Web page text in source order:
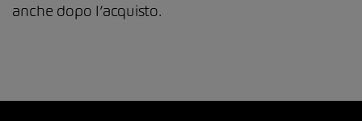
anche dopo l’acquisto.